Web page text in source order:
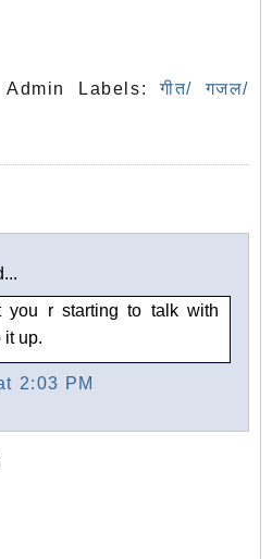
Labels:गीत/ गजल/
you r starting to talk with
it up.
2:03 PM